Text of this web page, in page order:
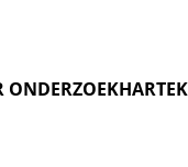
ONDERZOEK